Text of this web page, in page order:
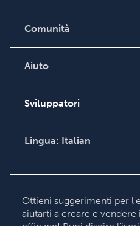
Comunità
Blog
Videos
Podcast
Aiuto
Ricerca ordini
Base di conoscenza
Contatta il supporto
Sviluppatori
Lingua: Italian
Deutsch
Français
Italiano
Ottieni suggerimenti per
aiutarti a creare e